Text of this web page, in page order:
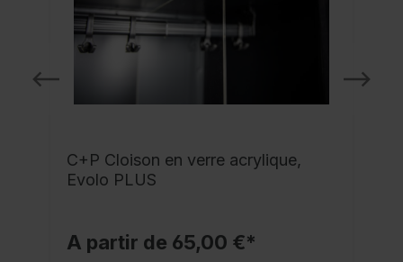
C+P Cloison en verre acrylique,
Evolo PLUS
A partir de 65,00 €*